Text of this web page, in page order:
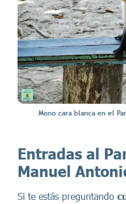
Mono cara blanca en el
Entradas al
Manuel
Si te estás preguntando